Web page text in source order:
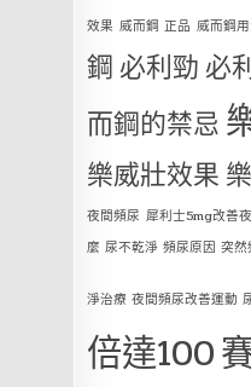
效果 威而鋼 正品 威而鋼
鋼 必利勁 必
而鋼的禁忌
樂威壯效果
夜間頻尿 犀利士5mg改善
麼 尿不乾淨 頻尿原因 突
淨治療 夜間頻尿改善運動
倍達100